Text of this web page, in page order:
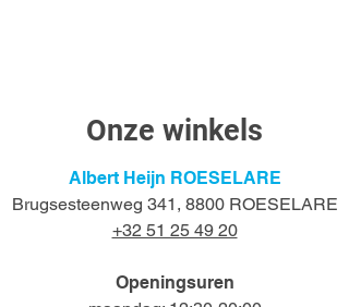
Onze winkels
Albert Heijn ROESELARE
Brugsesteenweg 341, 8800 ROESELARE
+32 51 25 49 20
Openingsuren